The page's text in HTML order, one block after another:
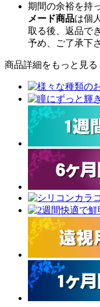
期間の余裕を持
メード商品は個
取る後、返品で
予め、ご了承下
商品詳細をもっと見